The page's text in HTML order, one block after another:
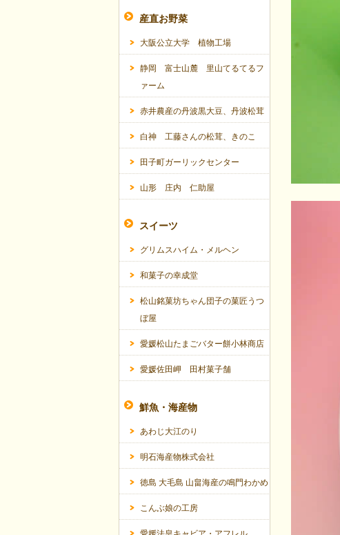
産直お野菜
大阪公立大学 植物工場
静岡 富士山麓 里山てるてるフ
ァーム
赤井農産の丹波黒大豆、丹波松茸
白神 工藤さんの松茸、きのこ
田子町ガーリックセンター
山形 庄内 仁助屋
スイーツ
グリムスハイム・メルヘン
和菓子の幸成堂
松山銘菓坊ちゃん団子の菓匠うつ
ぼ屋
愛媛松山たまごバター餅小林商店
愛媛佐田岬 田村菓子舗
鮮魚・海産物
あわじ大江のり
明石海産物株式会社
徳島 大毛島 山畠海産の鳴門わかめ
こんぶ娘の工房